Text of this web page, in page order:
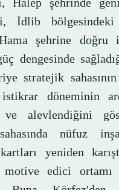
İdlib
şehrine doğru
dengesinde
stratejik
döneminin
ve alevlendiğini
nüfuz
kartları yeniden
edici